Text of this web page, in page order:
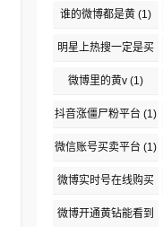
谁的微博都是黄 (1)
明星上热搜一定是买
吗(1)
微博里的黄v (1)
抖音涨僵尸粉平台 (1)
微信账号买卖平台 (1)
微博实时号在线购买
平台(1)
微博开通黄钻能看到